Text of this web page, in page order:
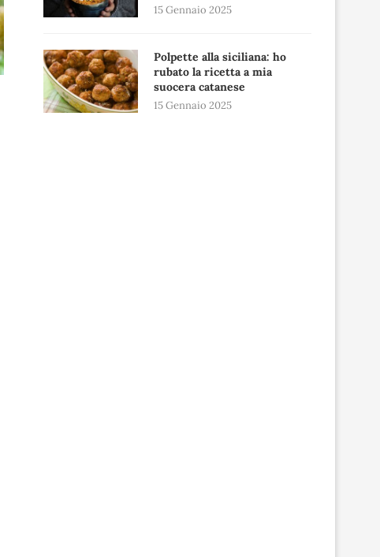
15 Gennaio 2025
Polpette alla siciliana: ho
rubato la ricetta a mia
suocera catanese
15 Gennaio 2025